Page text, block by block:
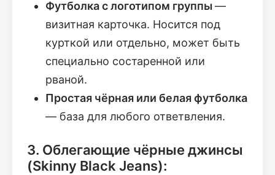
Футболка с логотипом группы—
визитная карточка. Носится под
курткой или отдельно, может быть
специально состаренной или
рваной.
Простая чёрная или белая футболка
— база для любого ответвления.
3. Облегающие чёрные джинсы
(Skinny Black Jeans):